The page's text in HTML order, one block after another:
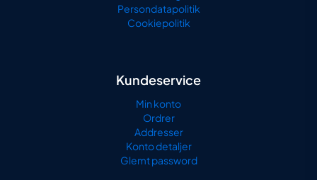
Persondatapolitik
Cookiepolitik
Kundeservice
Min konto
Ordrer
Addresser
Konto detaljer
Glemt password